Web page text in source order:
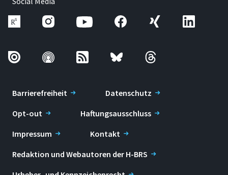
Barrierefreiheit
Datenschutz
Opt-out
Haftungsausschluss
Impressum
Kontakt
Redaktion und Webautoren der H-BRS